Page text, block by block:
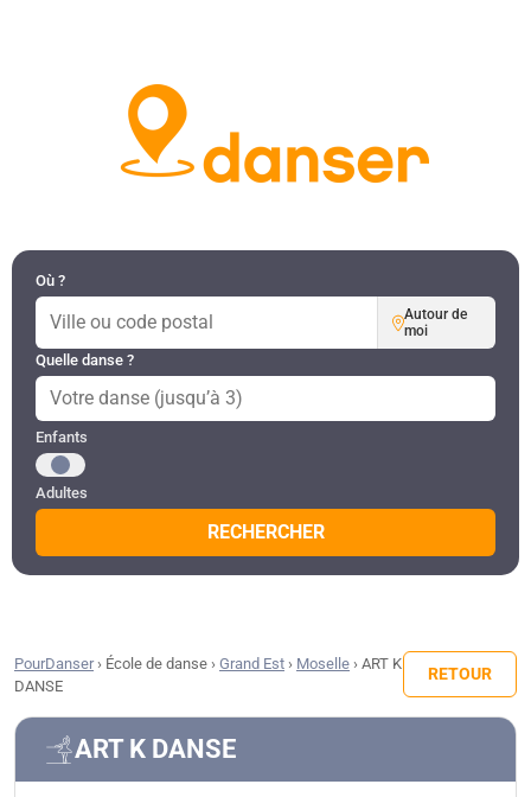
Où ?
Autour de
moi
Quelle danse ?
Public recherché
Enfants
Adultes
RECHERCHER
PourDanser› École de danse › Grand Est › Moselle › ART K
DANSE
RETOUR
ART K DANSE